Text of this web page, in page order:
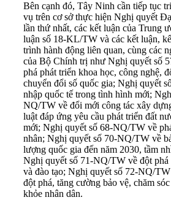
Bên cạnh đó, Tây Ninh cần tiếp tục
vụ trên cơ sở thực hiện Nghị quyết
lần thứ nhất, các kết luận của Trung
luận số 18-KL/TW và các kết luận,
trình hành động liên quan, cùng các
của Bộ Chính trị như Nghị quyết số
phá phát triển khoa học, công nghệ,
chuyển đổi số quốc gia; Nghị quyết
nhập quốc tế trong tình hình mới;
NQ/TW về đổi mới công tác xây
luật đáp ứng yêu cầu phát triển đất
mới; Nghị quyết số 68-NQ/TW về
nhân; Nghị quyết số 70-NQ/TW về
lượng quốc gia đến năm 2030, tầm
Nghị quyết số 71-NQ/TW về đột phá
và đào tạo; Nghị quyết số 72-NQ/
đột phá, tăng cường bảo vệ, chăm
khỏe nhân dân.